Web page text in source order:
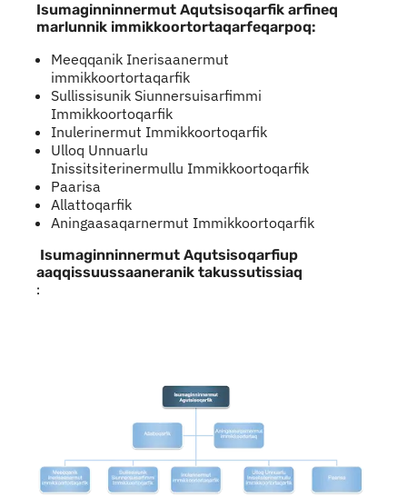
Isumaginninnermut Aqutsisoqarfik arfineq
marlunnik immikkoortortaqarfeqarpoq:
Meeqqanik Inerisaanermut
immikkoortortaqarfik
Sullissisunik Siunnersuisarfimmi
Immikkoortoqarfik
Inulerinermut Immikkoortoqarfik
Ulloq Unnuarlu
Inissitsiterinermullu Immikkoortoqarfik
Paarisa
Allattoqarfik
Aningaasaqarnermut Immikkoortoqarfik
Isumaginninnermut Aqutsisoqarfiup
aaqqissuussaaneranik takussutissiaq
: